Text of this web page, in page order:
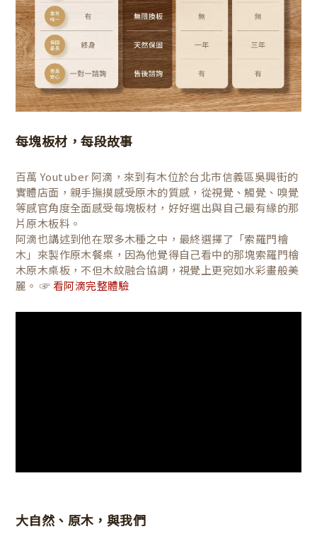
每塊板材，每段故事
百萬 Youtuber 阿滴，來到有木位於台北市信義區吳興街的
實體店面，親手撫摸感受原木的質感，從視覺、觸覺、嗅覺
等感官角度全面感受每塊板材，好好選出與自己最有緣的那
片原木板料。
阿滴也講述到他在眾多木種之中，最終選擇了「索羅門檜
木」來製作原木餐桌，因為他覺得自己看中的那塊索羅門檜
木原木桌板，不但木紋融合協調，視覺上更宛如水彩畫般美
麗。 ☞ 看阿滴完整體驗
大自然、原木，與我們